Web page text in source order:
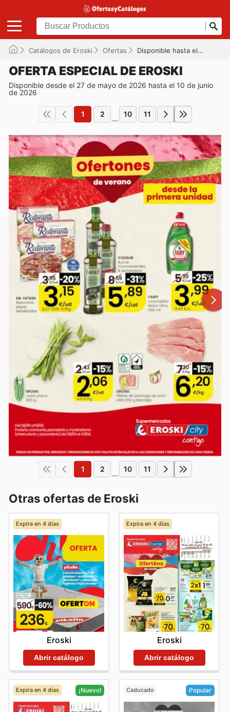
Catálogos de Eroski Ofertas Disponible hasta el 10/06/2026
OFERTA ESPECIAL DE EROSKI
Disponible desde el 27 de mayo de 2026 hasta el 10 de junio
de 2026
1 2 ... 10 11
1 2 ... 10 11
Otras ofertas de Eroski
Expira en 4 días
Eroski
Abrir catálogo
Expira en 4 días
Eroski
Abrir catálogo
Expira en 4 días ¡Nuevo! Caducado Popular